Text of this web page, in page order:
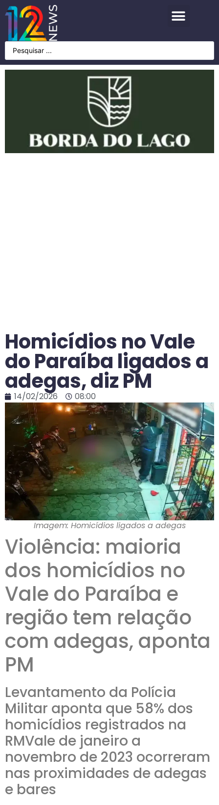
Homicídios no Vale
do Paraíba ligados a
adegas, diz PM
14/02/2026 08:00
Imagem: Homicídios ligados a adegas
Violência: maioria
dos homicídios no
Vale do Paraíba e
região tem relação
com adegas, aponta
PM
Levantamento da Polícia
Militar aponta que 58% dos
homicídios registrados na
RMVale de janeiro a
novembro de 2023 ocorreram
nas proximidades de adegas
e bares